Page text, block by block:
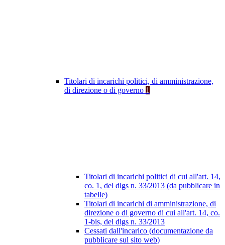
Titolari di incarichi politici, di amministrazione,
di direzione o di governo 1
Titolari di incarichi politici di cui all'art. 14,
co. 1, del dlgs n. 33/2013 (da pubblicare in
tabelle)
Titolari di incarichi di amministrazione, di
direzione o di governo di cui all'art. 14, co.
1-bis, del dlgs n. 33/2013
Cessati dall'incarico (documentazione da
pubblicare sul sito web)